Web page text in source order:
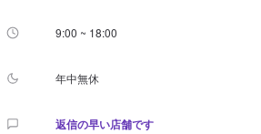
9:00 ~ 18:00
年中無休
返信の早い店舗です